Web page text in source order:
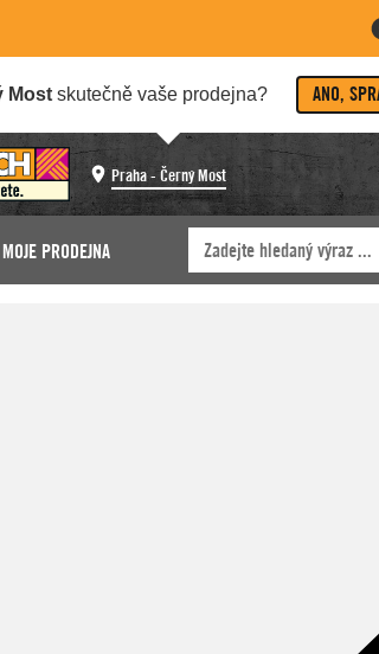
Most skutečně vaše prodejna? ANO,
Praha - Černý Most
MOJE PRODEJNA